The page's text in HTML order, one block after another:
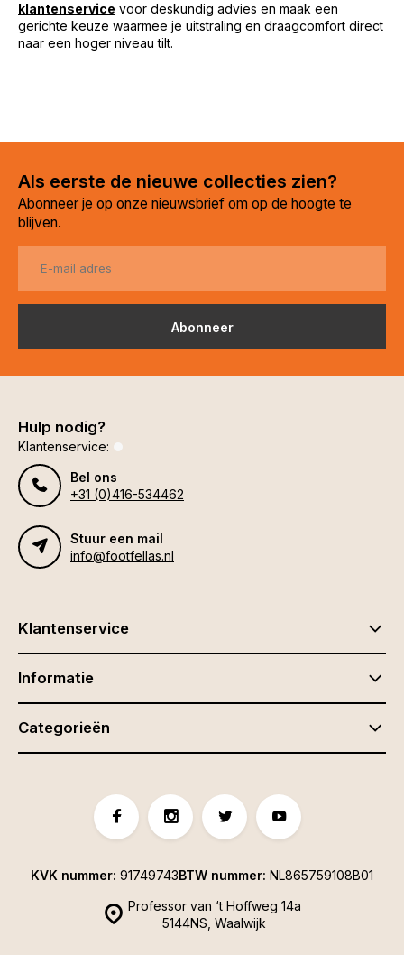
klantenservice voor deskundig advies en maak een
gerichte keuze waarmee je uitstraling en draagcomfort direct
naar een hoger niveau tilt.
Als eerste de nieuwe collecties zien?
Abonneer je op onze nieuwsbrief om op de hoogte te
blijven.
Abonneer
Hulp nodig?
Klantenservice:
Bel ons
+31 (0)416-534462
Stuur een mail
info@footfellas.nl
Klantenservice
Informatie
Categorieën
Professor van ‘t Hoffweg 14a
5144NS, Waalwijk
KVK nummer: 91749743BTW nummer: NL865759108B01